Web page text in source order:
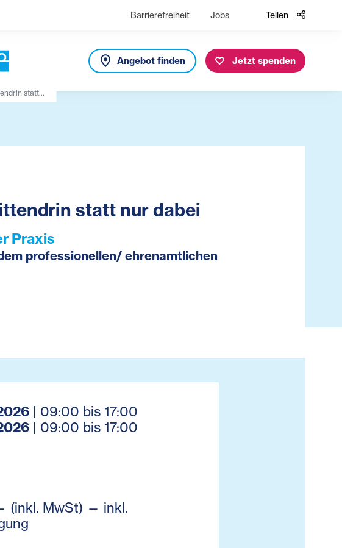
Barrierefreiheit Jobs Teilen
Angebot finden Jetzt spenden
statt...
statt nur dabei
Praxis
professionellen/ ehrenamtlichen
| 09:00 bis 17:00
| 09:00 bis 17:00
(inkl. MwSt) — inkl.